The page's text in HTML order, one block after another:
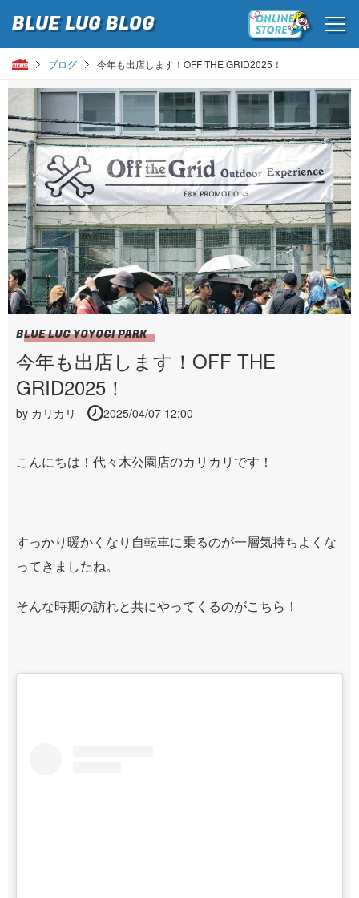
BLUE LUGBLOG
ブログ 今年も出店します！OFF THE GRID2025！
BLUE LUG YOYOGI PARK
今年も出店します！OFF THE
GRID2025！
by カリカリ 2025/04/07 12:00
こんにちは！代々木公園店のカリカリです！
すっかり暖かくなり自転車に乗るのが一層気持ちよくな
ってきましたね。
そんな時期の訪れと共にやってくるのがこちら！